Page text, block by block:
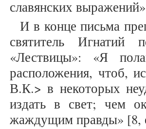
славянских
И в конце письма
святитель Игнатий
«Лествицы»: «Я
расположения, чтоб,
В.К.> в некоторых
издать в свет; чем
жаждущим правды» [8,